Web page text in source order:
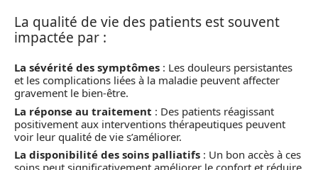
La qualité de vie des patients est souvent
impactée par :
La sévérité des symptômes : Les douleurs persistantes
et les complications liées à la maladie peuvent affecter
gravement le bien-être.
La réponse au traitement : Des patients réagissant
positivement aux interventions thérapeutiques peuvent
voir leur qualité de vie s’améliorer.
La disponibilité des soins palliatifs : Un bon accès à ces
soins peut significativement améliorer le confort et réduire